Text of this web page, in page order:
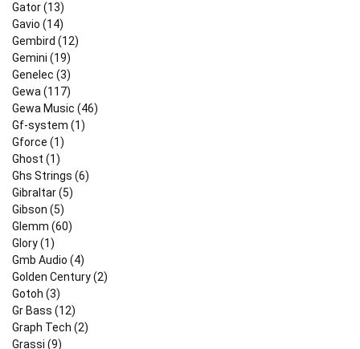
Gator (13)
Gavio (14)
Gembird (12)
Gemini (19)
Genelec (3)
Gewa (117)
Gewa Music (46)
Gf-system (1)
Gforce (1)
Ghost (1)
Ghs Strings (6)
Gibraltar (5)
Gibson (5)
Glemm (60)
Glory (1)
Gmb Audio (4)
Golden Century (2)
Gotoh (3)
Gr Bass (12)
Graph Tech (2)
Grassi (9)